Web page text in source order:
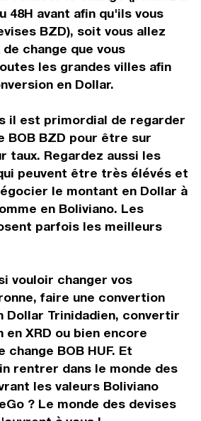
48H avant afin qu'ils vous
BZD), soit vous allez
change que vous
les grandes villes afin
en Dollar.
il est primordial de regarder
BOB BZD pour être sur
taux. Regardez aussi les
peuvent être très élévés et
le montant en Dollar à
en Boliviano. Les
parfois les meilleurs
vouloir changer vos
faire une convertion
Dollar Trinidadien, convertir
en XRD ou bien encore
BOB HUF. Et
rentrer dans le monde des
les valeurs Boliviano
? Le monde des devises